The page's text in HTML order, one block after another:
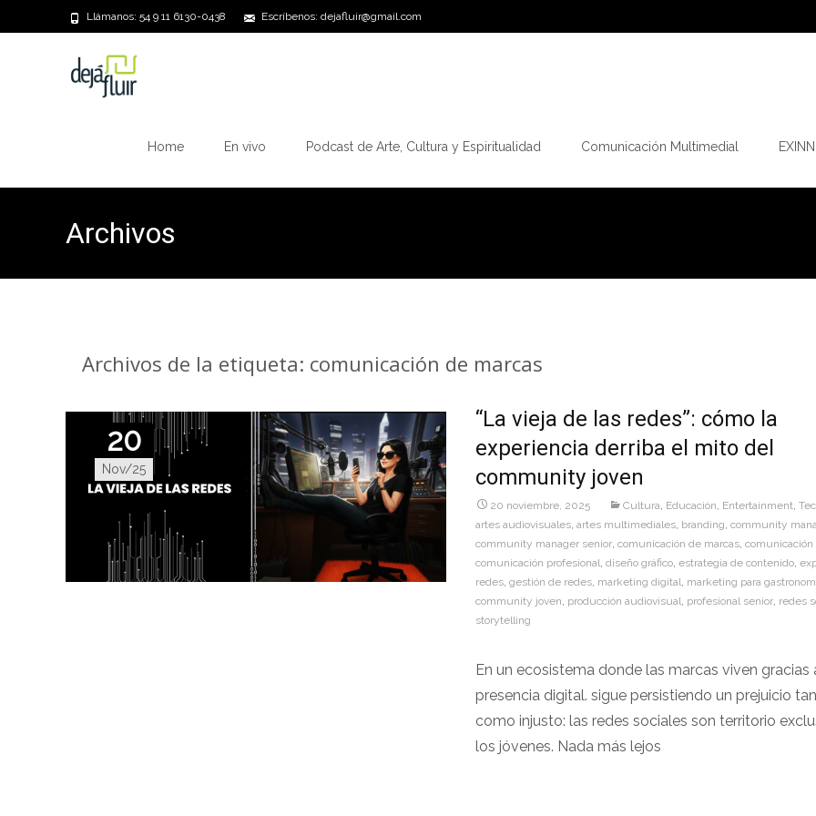
Llámanos: 54 9 11 6130-0438 Escríbenos: dejafluir@gmail.com
Home En vivo Podcast de Arte, Cultura y Espiritualidad Comunicación Multimedial
Archivos
Archivos de la etiqueta: comunicación de marcas
20
Nov/25
“La vieja de las redes”: cómo la
experiencia derriba el mito del
community joven
20 noviembre, 2025 Cultura, Educaciòn, Entertainment,
artes audiovisuales, artes multimediales, branding, community
community manager senior, comunicación de marcas,
comunicación profesional, diseño gráfico, estrategia de contenido,
redes, gestión de redes, marketing digital, marketing para
community joven, producción audiovisual, profesional senior, redes
storytelling
En un ecosistema donde las marcas viven gracias
presencia digital. sigue persistiendo un prejuicio
como injusto: las redes sociales son territorio
los jóvenes. Nada más lejos